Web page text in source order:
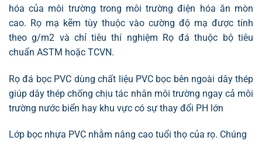
hóa của môi trường trong môi trường điện hóa ăn mòn
cao. Rọ mạ kẽm tùy thuộc vào cường độ mạ được tính
theo g/m2 và chỉ tiêu thí nghiệm Rọ đá thuộc bộ tiêu
chuẩn ASTM hoặc TCVN.
Rọ đá bọc PVC dùng chất liệu PVC bọc bên ngoài dây thép
giúp dây thép chống chịu tác nhân môi trường ngay cả môi
trường nước biển hay khu vực có sự thay đổi PH lớn
Lớp bọc nhựa PVC nhằm nâng cao tuổi thọ của rọ. Chúng